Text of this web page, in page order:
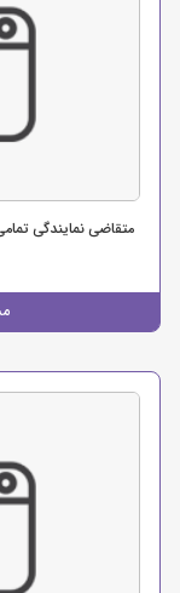
متقاضی نمایندگی